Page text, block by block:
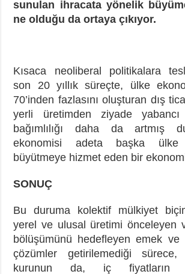
sunulan ihracata yönelik
ne olduğu da ortaya çıkıyor.
Kısaca neoliberal politikalara
son 20 yıllık süreçte, ülke
70’inden fazlasını oluşturan dış
yerli üretimden ziyade
bağımlılığı daha da artmış
ekonomisi adeta başka ülke
büyütmeye hizmet eden bir
SONUÇ
Bu duruma kolektif mülkiyet
yerel ve ulusal üretimi önceleyen
bölüşümünü hedefleyen emek ve
çözümler getirilemediği
kurunun da, iç fiyatların